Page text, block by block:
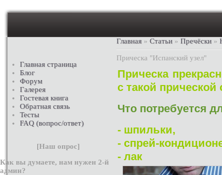
Главная страница
Блог
Форум
Галерея
Гостевая книга
Обратная связь
Тесты
FAQ (вопрос/ответ)
[Наш опрос]
Как вы думаете, нам нужен 2-й
админ?
Главная » Статьи » Пречёски »
Прическа "Испанский узел"
Прическа
с такой
Что потребуется
- шпильки,
- спрей-
- лак